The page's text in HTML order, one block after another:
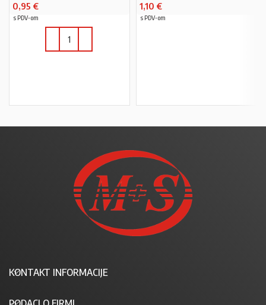
0,95 €
s PDV-om
1,10 €
s PDV-om
KONTAKT INFORMACIJE